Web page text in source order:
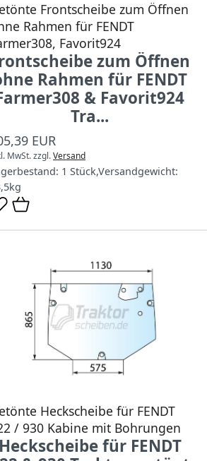
Frontscheibe zum Öffnen
Rahmen für FENDT
Favorit924
zum Öffnen
Rahmen für FENDT
& Favorit924
Tra...
EUR
MwSt.zzgl.Versand
1 Stück,Versandgewicht:
kg
Heckscheibe für FENDT
/ 930 Kabine mit Bohrungen
Heckscheibe für FENDT